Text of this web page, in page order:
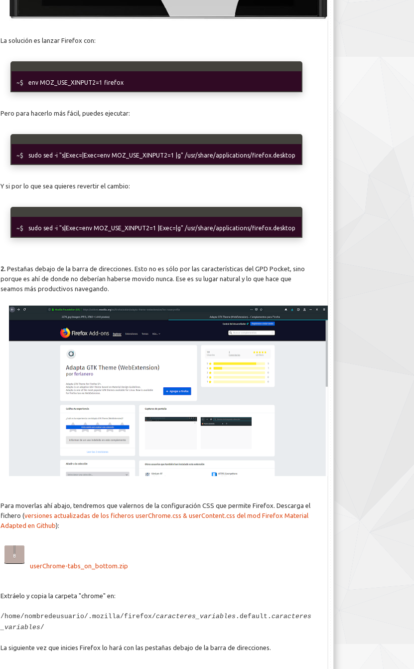
La solución es lanzar Firefox con:
env MOZ_USE_XINPUT2=1 firefox
Pero para hacerlo más fácil, puedes ejecutar:
sudo sed -i "s|Exec=|Exec=env MOZ_USE_XINPUT2=1 |g" /usr/share/applications/firefox.desktop
Y si por lo que sea quieres revertir el cambio:
sudo sed -i "s|Exec=env MOZ_USE_XINPUT2=1 |Exec=|g" /usr/share/applications/firefox.desktop
2. Pestañas debajo de la barra de direcciones. Esto no es sólo por las características del GPD Pocket, sino
porque es ahí de donde no deberían haberse movido nunca. Ese es su lugar natural y lo que hace que
seamos más productivos navegando.
Para moverlas ahí abajo, tendremos que valernos de la configuración CSS que permite Firefox. Descarga el
fichero (versiones actualizadas de los ficheros userChrome.css & userContent.css del mod Firefox Material
Adapted en Github):
userChrome-tabs_on_bottom.zip
Extráelo y copia la carpeta "chrome" en:
/home/nombredeusuario/.mozilla/firefox/caracteres_variables .default. caracteres
_variables/
La siguiente vez que inicies Firefox lo hará con las pestañas debajo de la barra de direcciones.